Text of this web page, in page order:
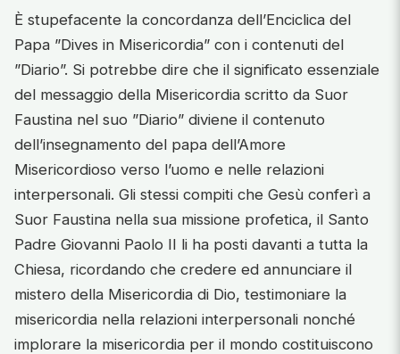
È stupefacente la concordanza dell’Enciclica del
Papa ”Dives in Misericordia” con i contenuti del
”Diario”. Si potrebbe dire che il significato essenziale
del messaggio della Misericordia scritto da Suor
Faustina nel suo ”Diario” diviene il contenuto
dell’insegnamento del papa dell’Amore
Misericordioso verso l’uomo e nelle relazioni
interpersonali. Gli stessi compiti che Gesù conferì a
Suor Faustina nella sua missione profetica, il Santo
Padre Giovanni Paolo II li ha posti davanti a tutta la
Chiesa, ricordando che credere ed annunciare il
mistero della Misericordia di Dio, testimoniare la
misericordia nella relazioni interpersonali nonché
implorare la misericordia per il mondo costituiscono